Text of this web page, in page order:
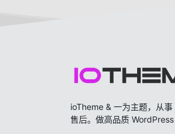
ioTheme & 一为主题，从
售后。做高品质